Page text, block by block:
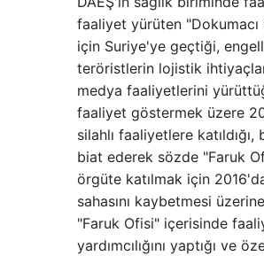
faaliyet yürüten "Dokumacı
için Suriye'ye geçtiği,
teröristlerin lojistik
medya faaliyetlerini
faaliyet göstermek üzere
silahlı faaliyetlere
biat ederek sözde "Faruk
örgüte katılmak için
sahasını kaybetmesi
"Faruk Ofisi" içerisinde
yardımcılığını yaptığı ve